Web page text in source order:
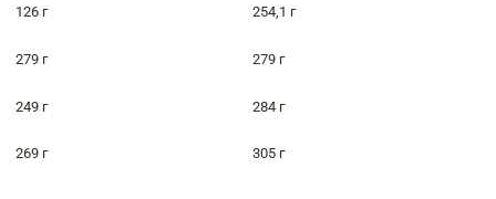
126 г 254,1 г
279 г 279 г
249 г 284 г
269 г 305 г